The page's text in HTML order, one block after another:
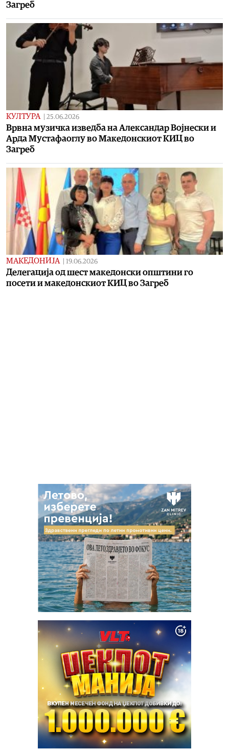
Загреб
КУЛТУРА 25.06.2026
Врвна музичка изведба на Александар Војнески и
Арда Мустафаоглу во Македонскиот КИЦ во
Загреб
МАКЕДОНИЈА 19.06.2026
Делегација од шест македонски општини го
посети и македонскиот КИЦ во Загреб